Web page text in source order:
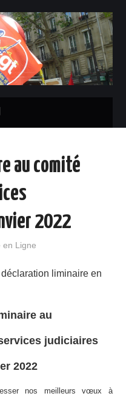
au comité
2022
en Ligne
liminaire en
au
judiciaires
2022
nos meilleurs vœux à